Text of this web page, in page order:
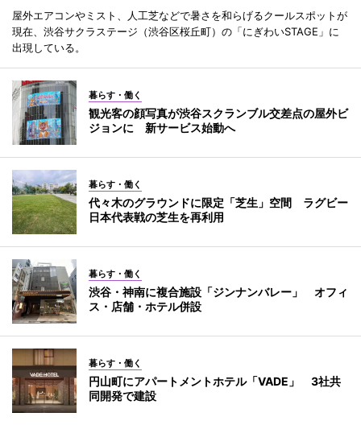
屋外エアコンやミスト、人工芝などで暑さを和らげるクールスポットが
現在、渋谷サクラステージ（渋谷区桜丘町）の「にぎわいSTAGE」に
出現している。
暮らす・働く
観光客の顔写真が渋谷スクランブル交差点の屋外ビ
ジョンに 新サービス始動へ
暮らす・働く
代々木のグラウンドに限定「芝生」空間 ラグビー
日本代表戦の芝生を再利用
暮らす・働く
渋谷・神南に複合施設「ジンナンバレー」 オフィ
ス・店舗・ホテル併設
暮らす・働く
円山町にアパートメントホテル「VADE」 3社共
同開発で建設